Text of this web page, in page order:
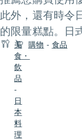
此外，還有時令
的限量糕點。日
美
食・
飲
品
-
日
本
料
理
購物 - 食品